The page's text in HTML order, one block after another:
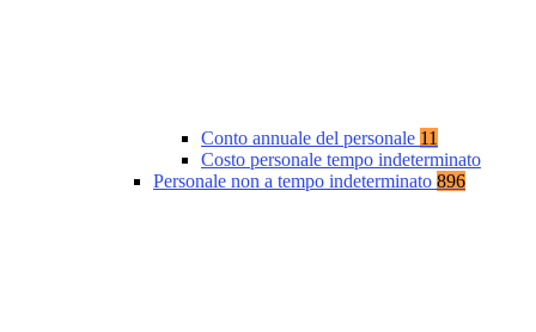
Conto annuale del personale 11
Costo personale tempo indeterminato
Personale non a tempo indeterminato 896